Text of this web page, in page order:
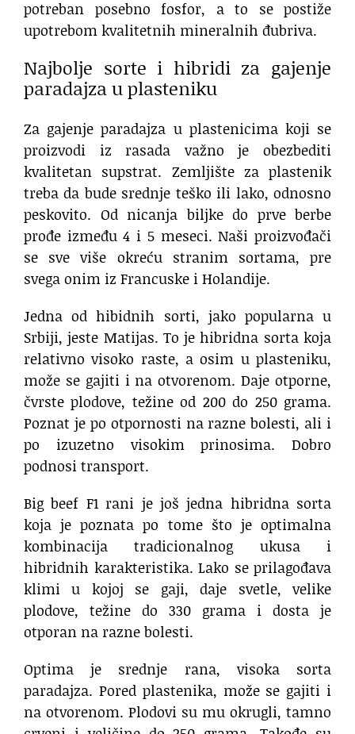
potreban posebno fosfor, a to se postiže
upotrebom kvalitetnih mineralnih đubriva.
Najbolje sorte i hibridi za gajenje
paradajza u plasteniku
Za gajenje paradajza u plastenicima koji se
proizvodi iz rasada važno je obezbediti
kvalitetan supstrat. Zemljište za plastenik
treba da bude srednje teško ili lako, odnosno
peskovito. Od nicanja biljke do prve berbe
prođe između 4 i 5 meseci. Naši proizvođači
se sve više okreću stranim sortama, pre
svega onim iz Francuske i Holandije.
Jedna od hibidnih sorti, jako popularna u
Srbiji, jeste Matijas. To je hibridna sorta koja
relativno visoko raste, a osim u plasteniku,
može se gajiti i na otvorenom. Daje otporne,
čvrste plodove, težine od 200 do 250 grama.
Poznat je po otpornosti na razne bolesti, ali i
po izuzetno visokim prinosima. Dobro
podnosi transport.
Big beef F1 rani je još jedna hibridna sorta
koja je poznata po tome što je optimalna
kombinacija tradicionalnog ukusa i
hibridnih karakteristika. Lako se prilagođava
klimi u kojoj se gaji, daje svetle, velike
plodove, težine do 330 grama i dosta je
otporan na razne bolesti.
Optima je srednje rana, visoka sorta
paradajza. Pored plastenika, može se gajiti i
na otvorenom. Plodovi su mu okrugli, tamno